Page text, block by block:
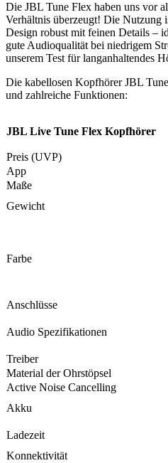
Die JBL Tune Flex haben uns vor
Verhältnis überzeugt! Die Nutzung
Design robust mit feinen Details –
gute Audioqualität bei niedrigem
unserem Test für langanhaltendes
Die kabellosen Kopfhörer JBL
und zahlreiche Funktionen:
JBL Live Tune Flex Kopfhörer
Preis (UVP)
App
Maße
Gewicht
Farbe
Anschlüsse
Audio Spezifikationen
Treiber
Material der Ohrstöpsel
Active Noise Cancelling
Akku
Ladezeit
Konnektivität